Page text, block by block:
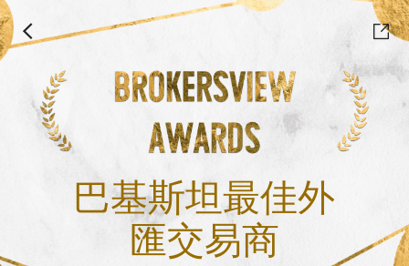
巴基斯坦最佳外
匯交易商